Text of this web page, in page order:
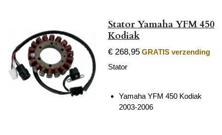
Stator Yamaha YFM 450
Kodiak
€ 268,95 GRATIS verzending
Stator
Yamaha YFM 450 Kodiak
2003-2006